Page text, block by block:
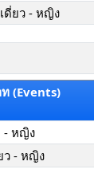
ดี่ยว - หญิง
ท (Events)
- หญิง
ว - หญิง